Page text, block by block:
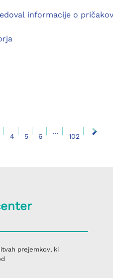
informacije o
4 5 6
...
102
prejemkov, ki